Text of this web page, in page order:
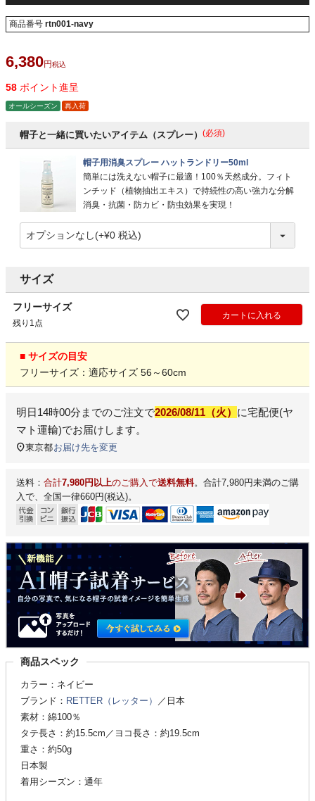
商品番号 rtn001-navy
6,380 税込
58 ポイント進呈
オールシーズン 再入荷
帽子と一緒に買いたいアイテム（スプレー） (必須)
帽子用消臭スプレー ハットランドリー50ml
簡単には洗えない帽子に最適！100％天然成分。フィト
ンチッド（植物抽出エキス）で持続性の高い強力な分解
消臭・抗菌・防カビ・防虫効果を実現！
サイズ
フリーサイズ
残り1点
カートに入れる
■ サイズの目安
フリーサイズ：適応サイズ 56～60cm
明日14時00分 までのご注文で2026/08/11（火） に宅配便(ヤ
マト運輸)でお届けします。
東京都お届け先を変更
送料： 合計7,980円以上のご購入で送料無料。合計7,980円未満のご購
入で、全国一律660円(税込)。
商品スペック
カラー：ネイビー
ブランド： RETTER（レッター）
／日本
素材：綿100％
タテ長さ：約15.5cm／ヨコ長さ：約19.5cm
重さ：約50g
日本製
着用シーズン：通年